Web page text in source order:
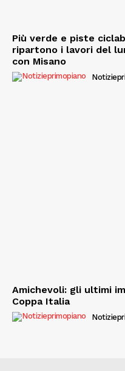
Più verde e piste
ripartono i lavori del
con Misano
Amichevoli: gli ultimi
Coppa Italia